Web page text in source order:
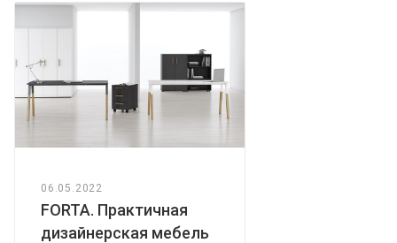
внутри кромки, что придает ей 3D эффект. Торцы
дополнительных элементов надежно защищены кромкой
ПВХ 2 мм. Конструкция стола оснащена прочными
силовыми креплениями – эксцентриковыми стяжками.
Регулируемые по высоте опоры обеспечат столу
06.05.2022
FORTA. Практичная
дизайнерская мебель